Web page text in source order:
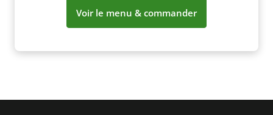
Voir le menu & commander